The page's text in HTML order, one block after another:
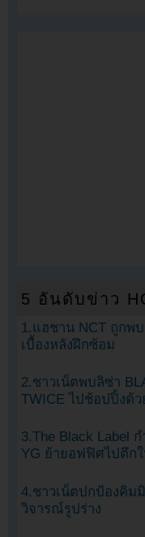
5 อันดับข่าว
1.แฮชาน NCT ถูกพ
เบื้องหลังฝึกซ้อม
2.ชาวเน็ตพบลิซ่า
TWICE ไปช้อปปิ้งด้
3.The Black Label
YG ย้ายอฟฟิศไปตึก
4.ชาวเน็ตปกป้องคิม
วิจารณ์รูปร่าง